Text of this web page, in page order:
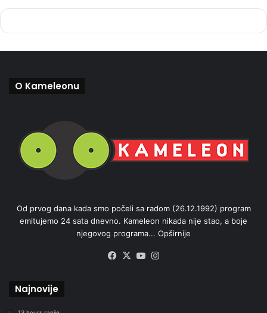
O Kameleonu
Od prvog dana kada smo počeli sa radom (26.12.1992) program
emitujemo 24 sata dnevno. Kameleon nikada nije stao, a boje
njegovog programa... Opširnije
Facebook
X YouTube
Najnovije